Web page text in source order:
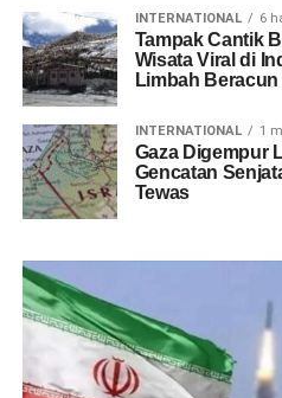
INTERNATIONAL 6
Tampak Cantik
Wisata Viral di
Limbah Beracun
INTERNATIONAL 1
Gaza Digempur
Gencatan
Tewas